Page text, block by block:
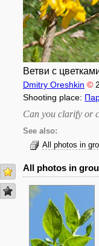
Ветви с
Dmitry Oreshkin ©
Shooting place:
Can you clarify or
See also:
All photos in
All photos in